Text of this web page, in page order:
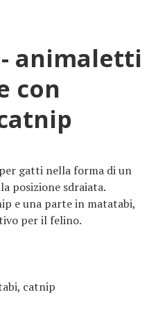
con
gatti nella forma di un
posizione sdraiata.
e una parte in matatabi,
per il felino.
catnip